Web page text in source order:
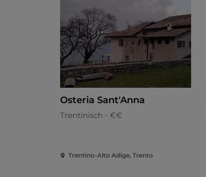
Osteria Sant'Anna
Trentinisch - €€
Trentino-Alto Adige, Trento